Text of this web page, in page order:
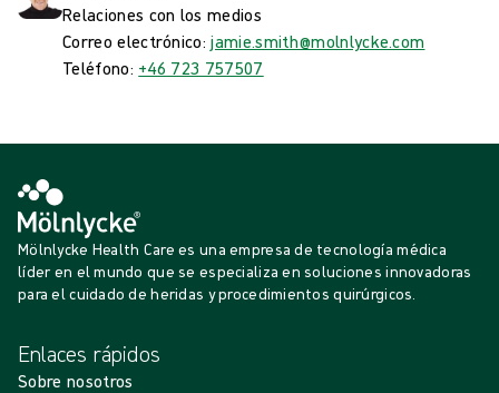
Relaciones con los medios
Correo electrónico: jamie.smith@molnlycke.com
Teléfono: +46 723 757507
Mölnlycke Health Care es una empresa de tecnología médica
líder en el mundo que se especializa en soluciones innovadoras
para el cuidado de heridas y procedimientos quirúrgicos.
Enlaces rápidos
Sobre nosotros